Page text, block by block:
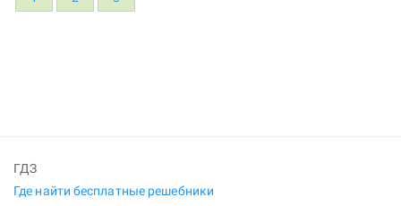
ГДЗ
Где найти бесплатные решебники